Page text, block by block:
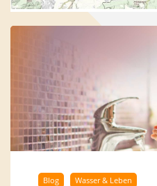
Blog Wasser & Leben